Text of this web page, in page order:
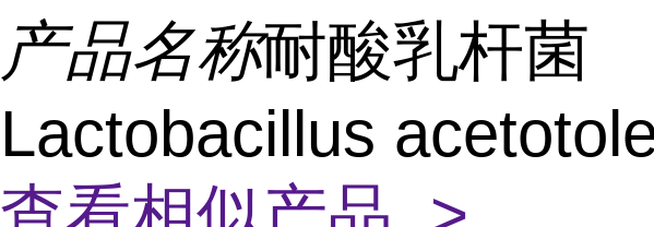
产品名称耐酸乳杆菌
Lactobacillus